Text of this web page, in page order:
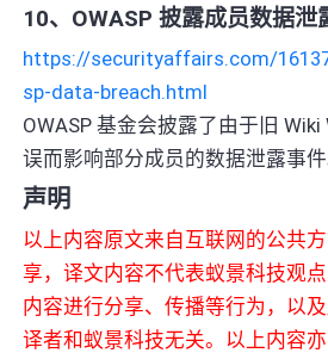
10、OWASP 披露成员数据泄
https://securityaffairs.com/
sp-data-breach.html
OWASP 基金会披露了由于旧
误而影响部分成员的数据泄露事件
声明
以上内容原文来自互联网的公共
享，译文内容不代表蚁景科技观
内容进行分享、传播等行为，以
译者和蚁景科技无关。以上内容